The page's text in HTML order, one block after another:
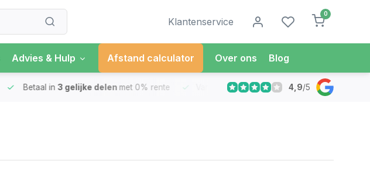
Klantenservice
0
Advies & Hulp Afstand calculator Over ons Blog
Betaal in 3 gelijke delen met 0% rente Vandaag besteldMorgen in Huis*
4,9/5